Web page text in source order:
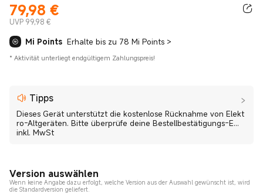
79,98 €
UVP 99,98 €
Mi Points Erhalte bis zu 78 Mi Points >
* Aktivität unterliegt endgültigem Zahlungspreis!
Tipps
Dieses Gerät unterstützt die kostenlose Rücknahme von Elekt
ro-Altgeräten. Bitte überprüfe deine Bestellbestätigungs-E...
inkl. MwSt
Version auswählen
Wenn keine Angabe dazu erfolgt, welche Version aus der Auswahl gewünscht ist, wird
die Standardversion geliefert.